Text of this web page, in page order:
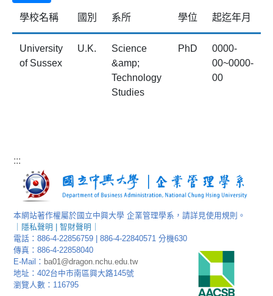
學校名稱 國別 系所 學位 起迄年月
University
of Sussex
U.K.
Science
&amp;
Technology
Studies
PhD
0000-
00~0000-
00
:::
本網站著作權屬於國立中興大學 企業管理學系，請詳見使用規則。
隱私聲明 |智財聲明
電話：886-4-22856759 | 886-4-22840571 分機630
傳真：886-4-22858040
E-Mail： ba01@dragon.nchu.edu.tw
地址：402台中市南區興大路145號
瀏覽人數：116795